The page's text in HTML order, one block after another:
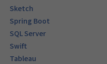
Sketch
Spring Boot
SQL Server
Swift
Tableau